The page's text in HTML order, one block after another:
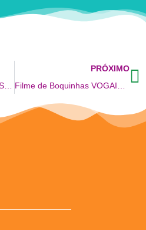
PRÓXIMO